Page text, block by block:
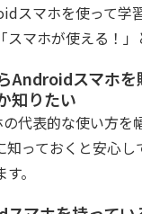
スマホを使って学
マホが使える！」
Androidスマホを
知りたい
代表的な使い方を
知っておくと安心
。